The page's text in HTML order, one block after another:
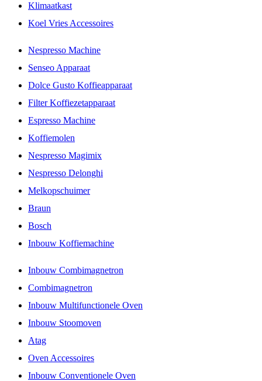
Klimaatkast
Koel Vries Accessoires
Nespresso Machine
Senseo Apparaat
Dolce Gusto Koffieapparaat
Filter Koffiezetapparaat
Espresso Machine
Koffiemolen
Nespresso Magimix
Nespresso Delonghi
Melkopschuimer
Braun
Bosch
Inbouw Koffiemachine
Inbouw Combimagnetron
Combimagnetron
Inbouw Multifunctionele Oven
Inbouw Stoomoven
Atag
Oven Accessoires
Inbouw Conventionele Oven